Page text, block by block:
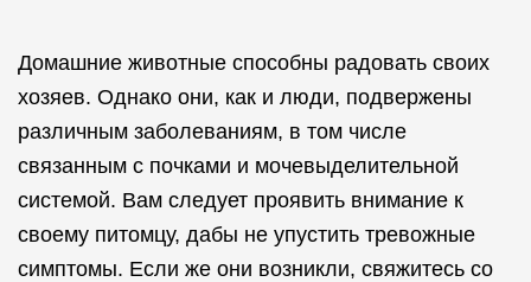
Домашние животные способны радовать своих
хозяев. Однако они, как и люди, подвержены
различным заболеваниям, в том числе
связанным с почками и мочевыделительной
системой. Вам следует проявить внимание к
своему питомцу, дабы не упустить тревожные
симптомы. Если же они возникли, свяжитесь со